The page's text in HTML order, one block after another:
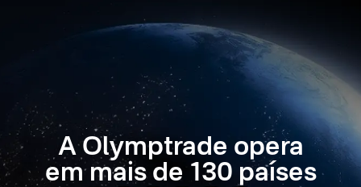
A Olymptrade opera
em mais de 130 países